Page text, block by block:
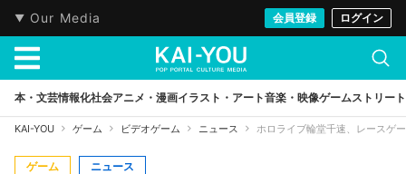
Our Media 会員登録 ログイン
本・文芸情報化社会アニメ・漫画イラスト・アート音楽・映像ゲームストリート
KAI-YOU ゲーム ビデオゲーム ニュース ホロライブ輪堂千速、レースゲ
ゲーム ニュース